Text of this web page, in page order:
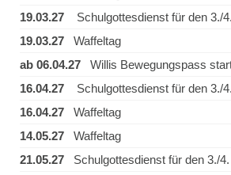
19.03.27 Schulgottesdienst für den 3./
19.03.27 Waffeltag
ab 06.04.27 Willis Bewegungspass
16.04.27 Schulgottesdienst für den 3./
16.04.27 Waffeltag
14.05.27 Waffeltag
21.05.27 Schulgottesdienst für den 3./